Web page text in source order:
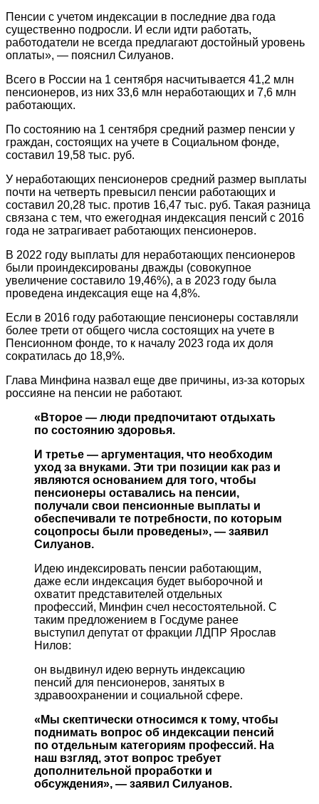
Пенсии с учетом индексации в последние два года
существенно подросли. И если идти работать,
работодатели не всегда предлагают достойный уровень
оплаты», — пояснил Силуанов.
Всего в России на 1 сентября насчитывается 41,2 млн
пенсионеров, из них 33,6 млн неработающих и 7,6 млн
работающих.
По состоянию на 1 сентября средний размер пенсии у
граждан, состоящих на учете в Социальном фонде,
составил 19,58 тыс. руб.
У неработающих пенсионеров средний размер выплаты
почти на четверть превысил пенсии работающих и
составил 20,28 тыс. против 16,47 тыс. руб. Такая разница
связана с тем, что ежегодная индексация пенсий с 2016
года не затрагивает работающих пенсионеров.
В 2022 году выплаты для неработающих пенсионеров
были проиндексированы дважды (совокупное
увеличение составило 19,46%), а в 2023 году была
проведена индексация еще на 4,8%.
Если в 2016 году работающие пенсионеры составляли
более трети от общего числа состоящих на учете в
Пенсионном фонде, то к началу 2023 года их доля
сократилась до 18,9%.
Глава Минфина назвал еще две причины, из-за которых
россияне на пенсии не работают.
«Второе — люди предпочитают отдыхать
по состоянию здоровья.
И третье — аргументация, что необходим
уход за внуками. Эти три позиции как раз и
являются основанием для того, чтобы
пенсионеры оставались на пенсии,
получали свои пенсионные выплаты и
обеспечивали те потребности, по которым
соцопросы были проведены», — заявил
Силуанов.
Идею индексировать пенсии работающим,
даже если индексация будет выборочной и
охватит представителей отдельных
профессий, Минфин счел несостоятельной. С
таким предложением в Госдуме ранее
выступил депутат от фракции ЛДПР Ярослав
Нилов:
он выдвинул идею вернуть индексацию
пенсий для пенсионеров, занятых в
здравоохранении и социальной сфере.
«Мы скептически относимся к тому, чтобы
поднимать вопрос об индексации пенсий
по отдельным категориям профессий. На
наш взгляд, этот вопрос требует
дополнительной проработки и
обсуждения», — заявил Силуанов.